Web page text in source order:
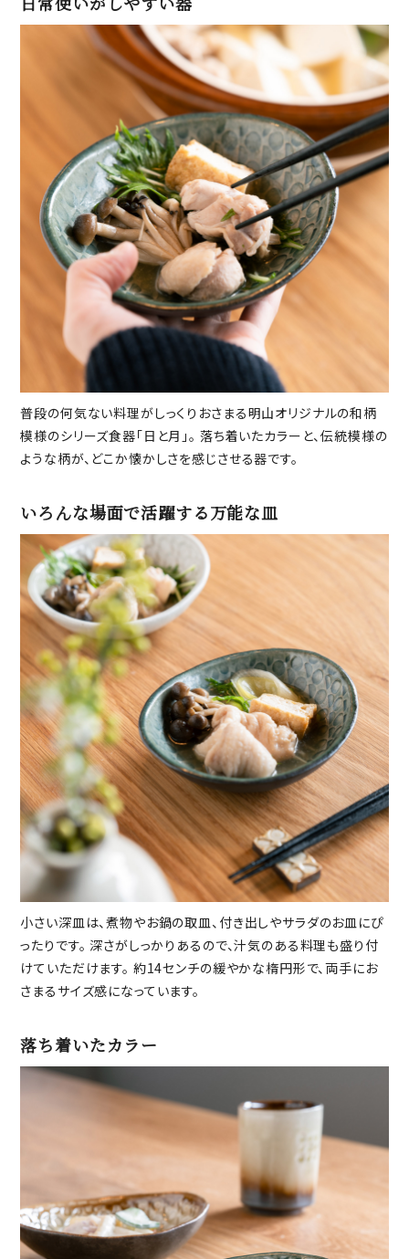
普段の何気ない料理がしっくりおさまる明山オリジナルの和柄
模様のシリーズ食器「日と月」。 落ち着いたカラーと、伝統模様の
ような柄が、どこか懐かしさを感じさせる器です。
いろんな場面で活躍する万能な皿
小さい深皿は、煮物やお鍋の取皿、付き出しやサラダのお皿にぴ
ったりです。 深さがしっかりあるので、汁気のある料理も盛り付
けていただけます。 約14センチの緩やかな楕円形で、両手にお
さまるサイズ感になっています。
落ち着いたカラー